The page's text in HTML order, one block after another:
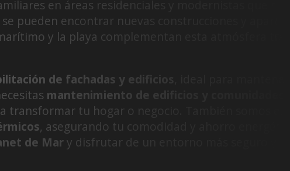
en áreas residenciales y modernistas que
pueden encontrar nuevas construcciones y
y la playa complementan esta atmósfera
de fachadas y edificios
mantenimiento de edificios y comunidades
transformar tu hogar o negocio. También somos
, asegurando tu comodidad y ahorro
de Mary disfrutar de un entorno más seguro y